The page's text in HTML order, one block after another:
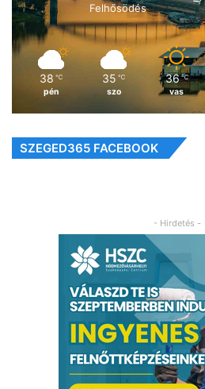
Felhősödés
38 ℃
pén
35 ℃
szo
36 ℃
vas
SZEGED365 FACEBOOK
- Hirdetés -